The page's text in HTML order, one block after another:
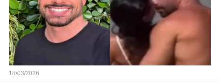
18/03/2026